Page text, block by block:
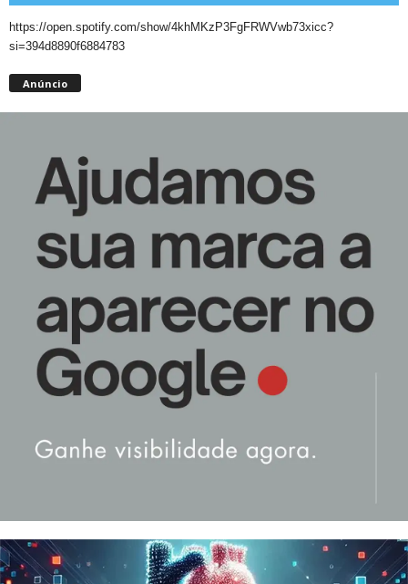
https://open.spotify.com/show/4khMKzP3FgFRWVwb73xicc?
si=394d8890f6884783
Anúncio